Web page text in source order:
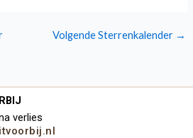
Volgende Sterrenkalender →
verlies